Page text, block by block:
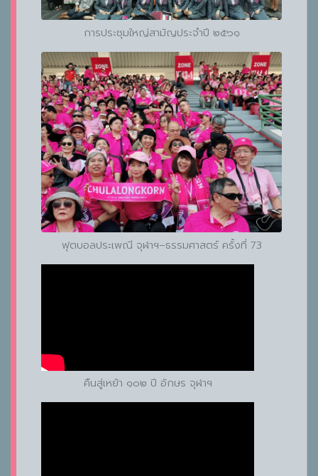
การประชุมใหญ่สามัญประจำปี ๒๕๖๑
ฟุตบอลประเพณี จุฬาฯ–ธรรมศาสตร์ ครั้งที่ 73
คืนสู่เหย้า ๑๐๒ ปี อักษร จุฬาฯ